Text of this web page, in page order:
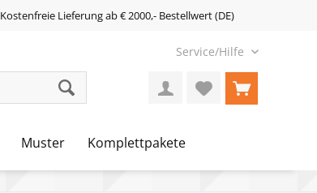
Kostenfreie Lieferung ab € 2000,- Bestellwert (DE)
Service/Hilfe
Muster Komplettpakete